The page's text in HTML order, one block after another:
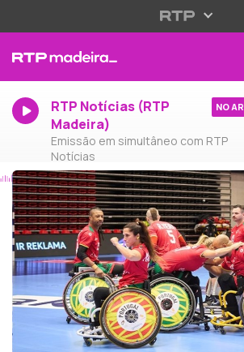
RTP Notícias (RTP
Madeira)
Emissão em simultâneo com RTP
Notícias
NO AR